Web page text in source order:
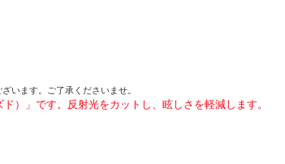
います。ご了承くださいませ。
）」です。反射光をカットし、眩しさを軽減します。